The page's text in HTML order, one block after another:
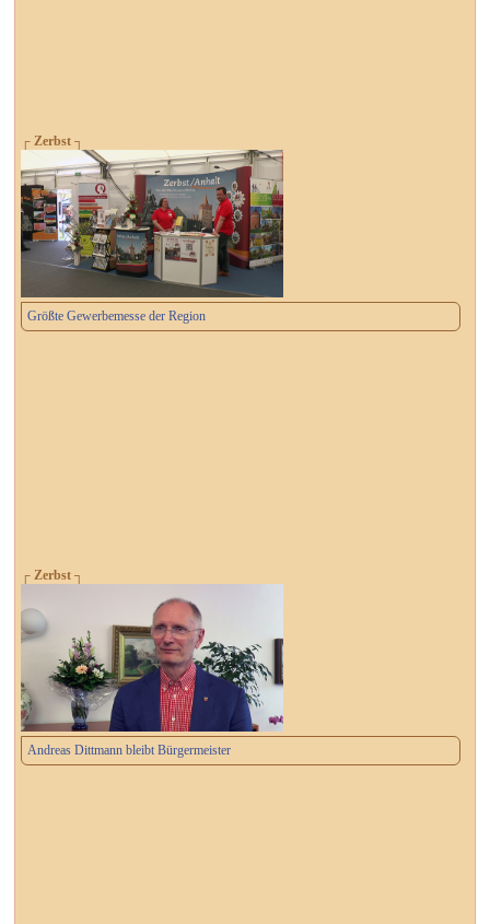
┌ Zerbst ┐
Größte Gewerbemesse der Region
┌ Zerbst ┐
Andreas Dittmann bleibt Bürgermeister